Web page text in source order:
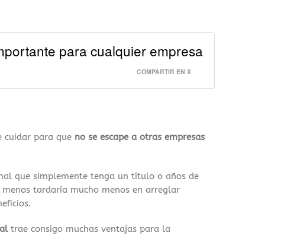
para cualquier empresa
COMPARTIR EN X
cuidar para que no se escape a otras empresas
que simplemente tenga un título o años de
tardaría mucho menos en arreglar
trae consigo muchas ventajas para la